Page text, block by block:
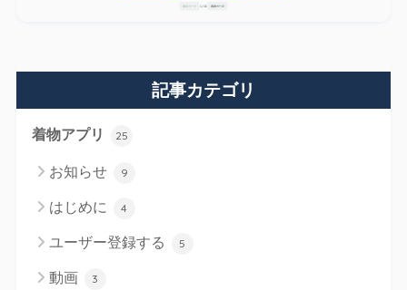
記事カテゴリ
着物アプリ 25
お知らせ 9
はじめに 4
ユーザー登録する 5
動画 3